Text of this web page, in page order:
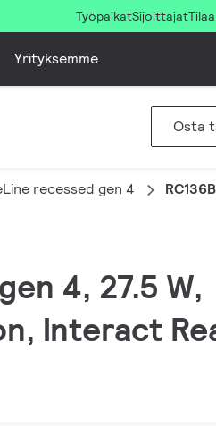
TyöpaikatSijoittajat
Yrityksemme
Osta
recessed gen 4
4, 27.5 W,
Interact